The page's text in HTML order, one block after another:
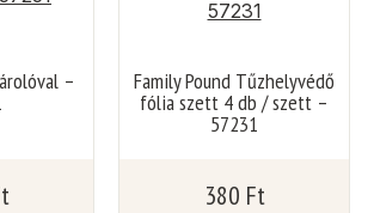
– Family Pound Tűzhelyvédő
fólia szett 4 db / szett –
57231
380 Ft